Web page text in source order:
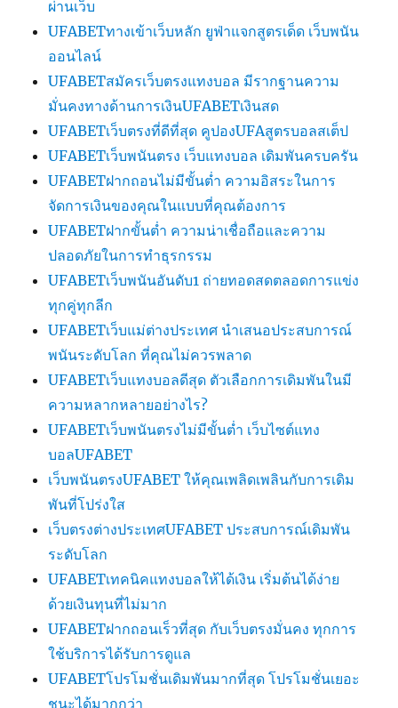
ผ่านเว็บ
UFABETทางเข้าเว็บหลัก ยูฟ่าแจกสูตรเด็ด เว็บพนัน
ออนไลน์
UFABETสมัครเว็บตรงแทงบอล มีรากฐานความ
มั่นคงทางด้านการเงินUFABETเงินสด
UFABETเว็บตรงที่ดีที่สุด คูปองUFAสูตรบอลสเต็ป
UFABETเว็บพนันตรง เว็บแทงบอล เดิมพันครบครัน
UFABETฝากถอนไม่มีขั้นต่ำ ความอิสระในการ
จัดการเงินของคุณในแบบที่คุณต้องการ
UFABETฝากขั้นต่ำ ความน่าเชื่อถือและความ
ปลอดภัยในการทำธุรกรรม
UFABETเว็บพนันอันดับ1 ถ่ายทอดสดตลอดการแข่ง
ทุกคู่ทุกลีก
UFABETเว็บแม่ต่างประเทศ นำเสนอประสบการณ์
พนันระดับโลก ที่คุณไม่ควรพลาด
UFABETเว็บแทงบอลดีสุด ตัวเลือกการเดิมพันในมี
ความหลากหลายอย่างไร?
UFABETเว็บพนันตรงไม่มีขั้นต่ำ เว็บไซต์แทง
บอลUFABET
เว็บพนันตรงUFABET ให้คุณเพลิดเพลินกับการเดิม
พันที่โปร่งใส
เว็บตรงต่างประเทศUFABET ประสบการณ์เดิมพัน
ระดับโลก
UFABETเทคนิคแทงบอลให้ได้เงิน เริ่มต้นได้ง่าย
ด้วยเงินทุนที่ไม่มาก
UFABETฝากถอนเร็วที่สุด กับเว็บตรงมั่นคง ทุกการ
ใช้บริการได้รับการดูแล
UFABETโปรโมชั่นเดิมพันมากที่สุด โปรโมชั่นเยอะ
ชนะได้มากกว่า